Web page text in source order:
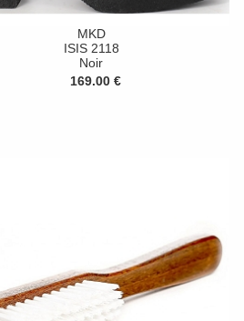
MKD
ISIS 2118
Noir
169.00 €